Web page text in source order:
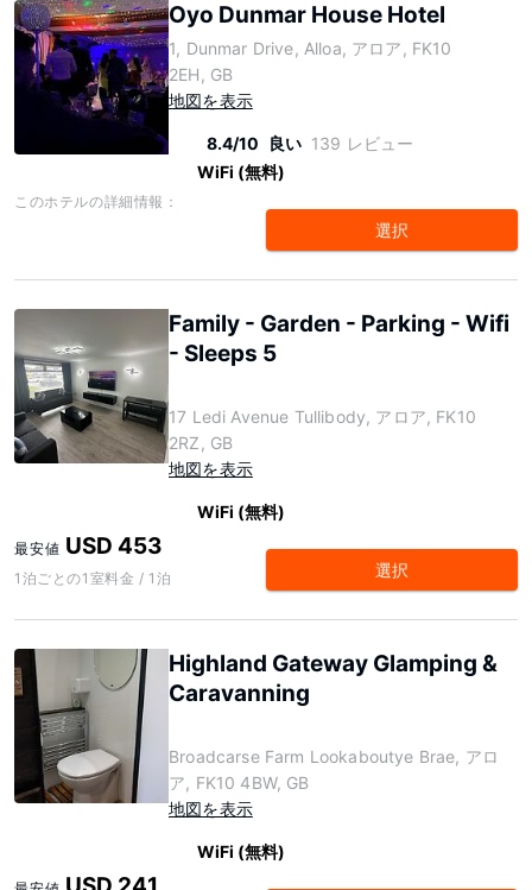
Oyo Dunmar House Hotel
1, Dunmar Drive, Alloa, アロア, FK10
2EH, GB
地図を表示
8.4/10 良い 139 レビュー
WiFi (無料)
このホテルの詳細情報：
選択
Family - Garden - Parking - Wifi
- Sleeps 5
17 Ledi Avenue Tullibody, アロア, FK10
2RZ, GB
地図を表示
WiFi (無料)
最安値 USD 453
1泊ごとの1室料金 / 1泊 選択
Highland Gateway Glamping &
Caravanning
Broadcarse Farm Lookaboutye Brae, アロ
ア, FK10 4BW, GB
地図を表示
WiFi (無料)